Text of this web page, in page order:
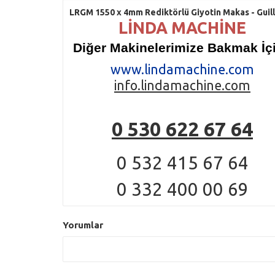
LRGM 1550 x 4mm Rediktörlü Giyotin Makas -
LİNDA MACHİNE
Diğer Makinelerimize Bakmak
www.lindamachine.com
info.lindamachine.com
0 530 622 67 64
0 532 415 67 64
0 332 400 00 69
Yorumlar